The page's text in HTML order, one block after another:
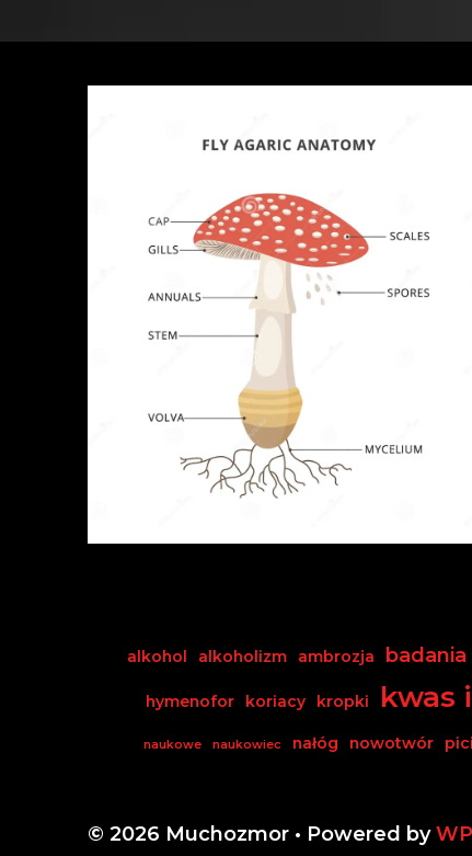
alkohol alkoholizm ambrozja badania
hymenofor koriacy kropki kwas
naukowe naukowiec nałóg nowotwór
© 2026 Muchozmor • Powered by